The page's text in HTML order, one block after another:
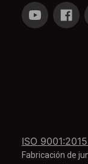
ISO
Fabricación de